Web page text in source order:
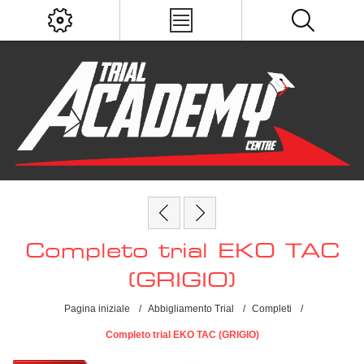
Completo trial EKO TAC
(GRIGIO)
Pagina iniziale / Abbigliamento Trial / Completi /
Completo trial EKO TAC (GRIGIO)